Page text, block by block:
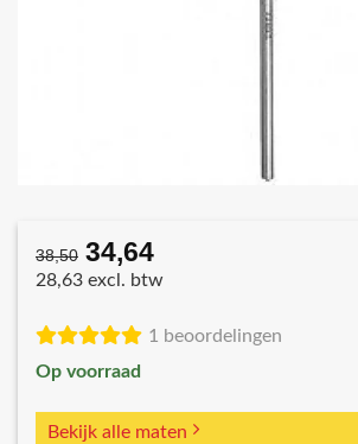
38,50 Oorspronkelijke
prijs
€38,50.
34,64Huidige
prijs
€34,64.
28,63 excl. btw
1 beoordelingen
Op voorraad
Bekijk alle maten